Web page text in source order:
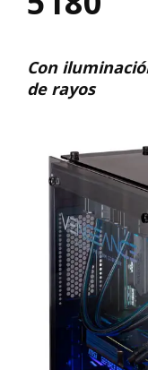
Con
de rayos